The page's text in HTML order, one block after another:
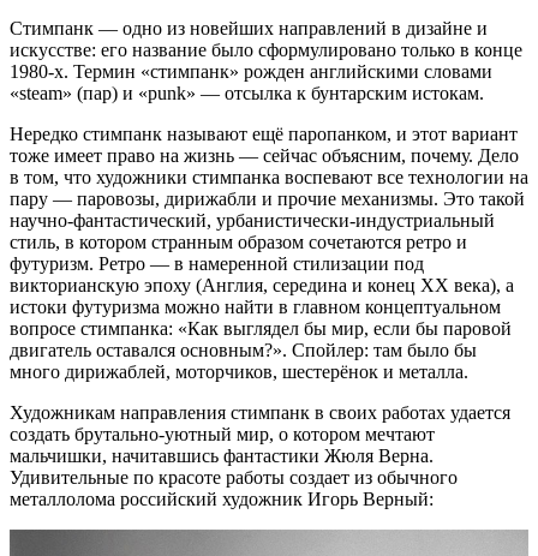
Стимпанк — одно из новейших направлений в дизайне и
искусстве: его название было сформулировано только в конце
1980-х. Термин «стимпанк» рожден английскими словами
«steam» (пар) и «punk» — отсылка к бунтарским истокам.
Нередко стимпанк называют ещё паропанком, и этот вариант
тоже имеет право на жизнь — сейчас объясним, почему. Дело
в том, что художники стимпанка воспевают все технологии на
пару — паровозы, дирижабли и прочие механизмы. Это такой
научно-фантастический, урбанистически-индустриальный
стиль, в котором странным образом сочетаются ретро и
футуризм. Ретро — в намеренной стилизации под
викторианскую эпоху (Англия, середина и конец XX века), а
истоки футуризма можно найти в главном концептуальном
вопросе стимпанка: «Как выглядел бы мир, если бы паровой
двигатель оставался основным?». Спойлер: там было бы
много дирижаблей, моторчиков, шестерёнок и металла.
Художникам направления стимпанк в своих работах удается
создать брутально-уютный мир, о котором мечтают
мальчишки, начитавшись фантастики Жюля Верна.
Удивительные по красоте работы создает из обычного
металлолома российский художник Игорь Верный: